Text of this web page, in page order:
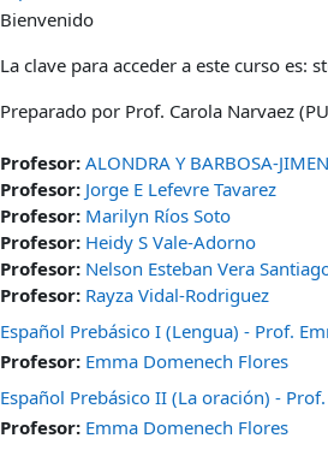
Bienvenido
La clave para acceder a este curso es:
Preparado por Prof. Carola Narvaez
Profesor: ALONDRA Y BARBOSA-
Profesor: Jorge E Lefevre Tavarez
Profesor: Marilyn Ríos Soto
Profesor: Heidy S Vale-Adorno
Profesor: Nelson Esteban Vera
Profesor: Rayza Vidal-Rodriguez
Español Prebásico I (Lengua) - Prof.
Profesor: Emma Domenech Flores
Español Prebásico II (La oración) -
Profesor: Emma Domenech Flores